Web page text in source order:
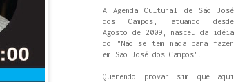
A Agenda Cultural de São José
dos Campos, atuando desde
Agosto de 2009, nasceu da idéia
do "Não se tem nada para fazer
em São José dos Campos".
Querendo provar sim que aqui